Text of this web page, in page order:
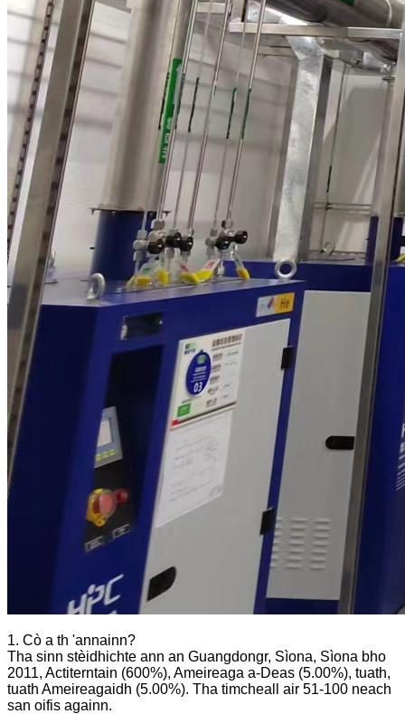
1. Cò a th 'annainn?
Tha sinn stèidhichte ann an Guangdongr, Sìona, Sìona bho
2011, Actiterntain (600%), Ameireaga a-Deas (5.00%), tuath,
tuath Ameireagaidh (5.00%). Tha timcheall air 51-100 neach
san oifis againn.